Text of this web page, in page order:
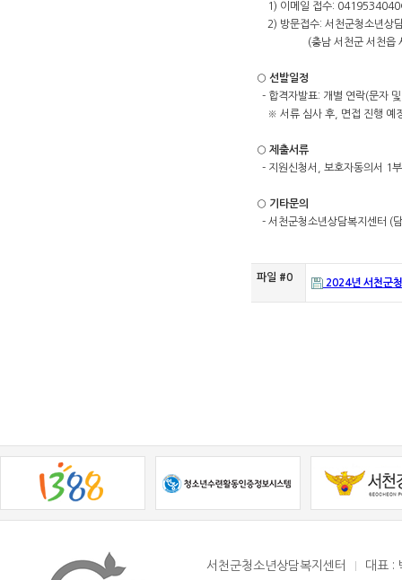
1) 이메일 접수:
2) 방문접수: 서천군청소년상
(충남 서천군 서천읍 서
○ 선발일정
- 합격자발표: 개별 연락(문자
※ 서류 심사 후, 면접 진행 예
○ 제출서류
- 지원신청서, 보호자동의서 1
○ 기타문의
- 서천군청소년상담복지센터
파일 #0 2024년 서천군
서천군청소년상담복지센터 대표 :